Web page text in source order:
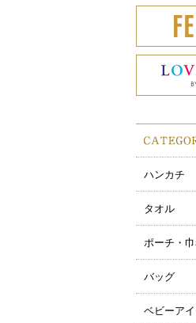
ハンカチ
タオル
ポーチ・
バッグ
ベビーア